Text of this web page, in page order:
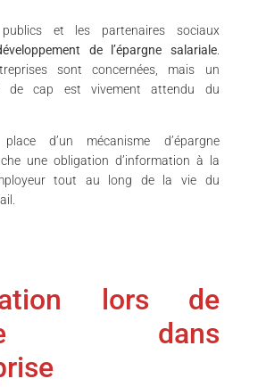
et les partenaires sociaux
de l’épargne salariale.
sont concernées, mais un
de cap est vivement attendu du
d’un mécanisme d’épargne
une obligation d’information à la
tout au long de la vie du
lors de
dans